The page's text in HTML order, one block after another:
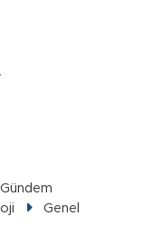
Gündem
Genel